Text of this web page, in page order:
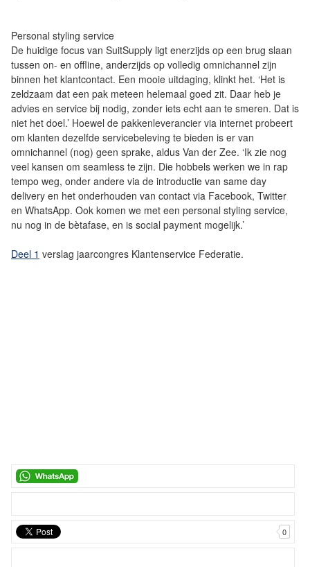
Personal styling service
De huidige focus van SuitSupply ligt enerzijds op een brug slaan
tussen on- en offline, anderzijds op volledig omnichannel zijn
binnen het klantcontact. Een mooie uitdaging, klinkt het. ‘Het is
zeldzaam dat een pak meteen helemaal goed zit. Daar heb je
advies en service bij nodig, zonder iets echt aan te smeren. Dat is
niet het doel.’ Hoewel de pakkenleverancier via internet probeert
om klanten dezelfde servicebeleving te bieden is er van
omnichannel (nog) geen sprake, aldus Van der Zee. ‘Ik zie nog
veel kansen om seamless te zijn. Die hobbels werken we in rap
tempo weg, onder andere via de introductie van same day
delivery en het onderhouden van contact via Facebook, Twitter
en WhatsApp. Ook komen we met een personal styling service,
nu nog in de bètafase, en is social payment mogelijk.’
Deel 1 verslag jaarcongres Klantenservice Federatie.
0